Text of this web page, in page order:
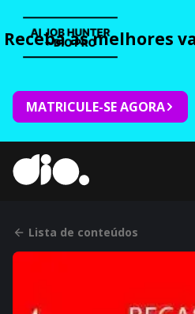
Receba as melhores
MATRICULE-SE AGORA
Lista de conteúdos